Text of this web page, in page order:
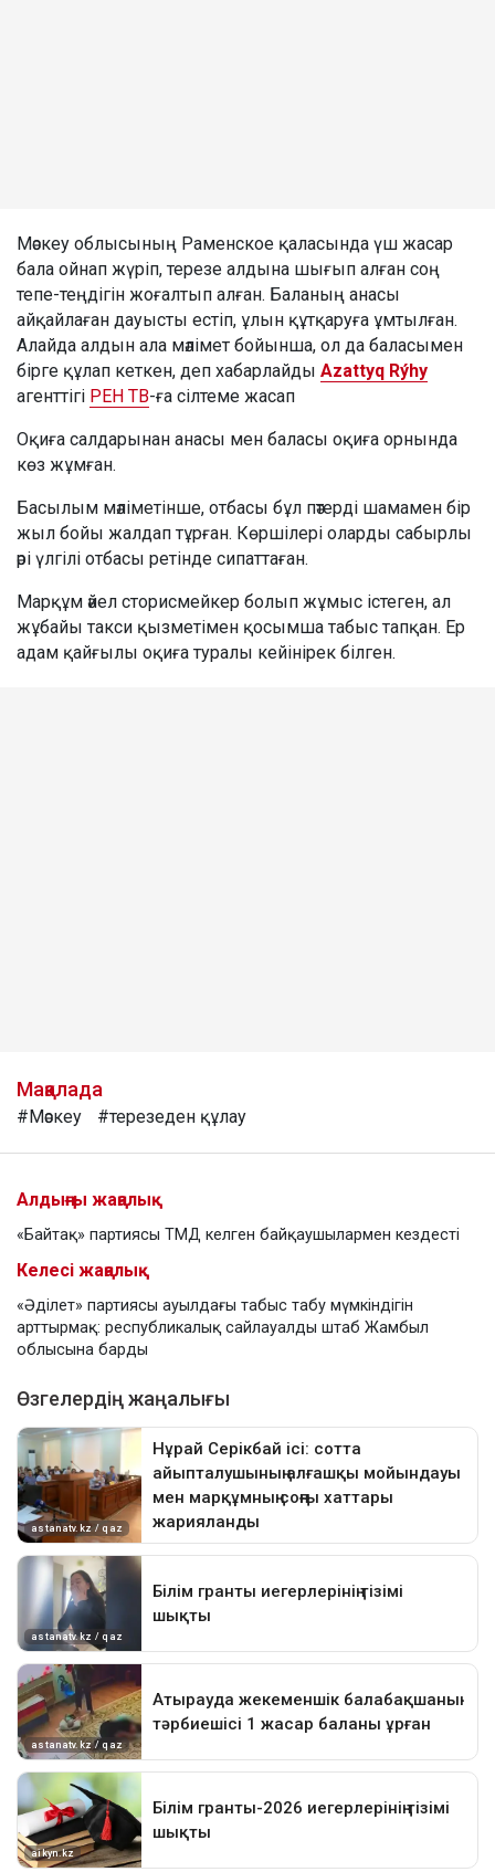
Мәскеу облысының Раменское қаласында үш жасар
бала ойнап жүріп, терезе алдына шығып алған соң
тепе-теңдігін жоғалтып алған. Баланың анасы
айқайлаған дауысты естіп, ұлын құтқаруға ұмтылған.
Алайда алдын ала мәлімет бойынша, ол да баласымен
бірге құлап кеткен, деп хабарлайды Azattyq Rýhy
агенттігі РЕН ТВ-ға сілтеме жасап
Оқиға салдарынан анасы мен баласы оқиға орнында
көз жұмған.
Басылым мәліметінше, отбасы бұл пәтерді шамамен бір
жыл бойы жалдап тұрған. Көршілері оларды сабырлы
әрі үлгілі отбасы ретінде сипаттаған.
Марқұм әйел сторисмейкер болып жұмыс істеген, ал
жұбайы такси қызметімен қосымша табыс тапқан. Ер
адам қайғылы оқиға туралы кейінірек білген.
Мақалада
#Мәскеу #терезеден құлау
Алдыңғы жаңалық
«Байтақ» партиясы ТМД келген байқаушылармен кездесті
Келесі жаңалық
«Әділет» партиясы ауылдағы табыс табу мүмкіндігін
арттырмақ: республикалық сайлауалды штаб Жамбыл
облысына барды